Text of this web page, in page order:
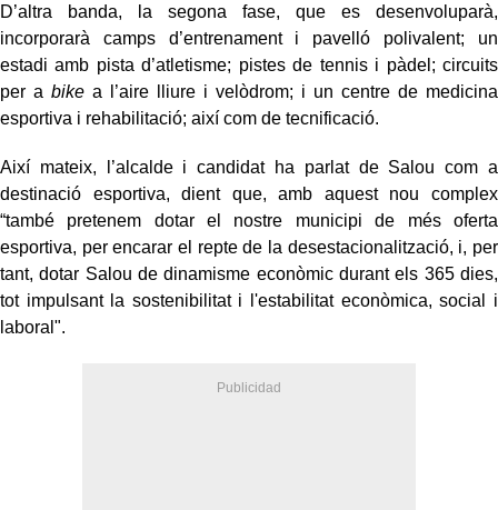
D’altra banda, la segona fase, que es desenvoluparà,
incorporarà camps d’entrenament i pavelló polivalent; un
estadi amb pista d’atletisme; pistes de tennis i pàdel; circuits
per a bike a l’aire lliure i velòdrom; i un centre de medicina
esportiva i rehabilitació; així com de tecnificació.
Així mateix, l’alcalde i candidat ha parlat de Salou com a
destinació esportiva, dient que, amb aquest nou complex
“també pretenem dotar el nostre municipi de més oferta
esportiva, per encarar el repte de la desestacionalització, i, per
tant, dotar Salou de dinamisme econòmic durant els 365 dies,
tot impulsant la sostenibilitat i l'estabilitat econòmica, social i
laboral".